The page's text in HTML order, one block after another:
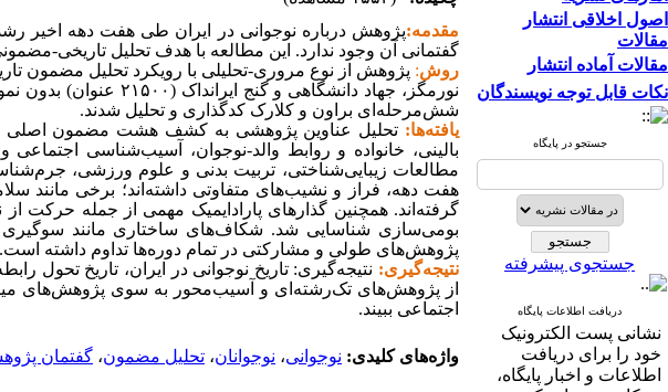
اصول اخلاقی انتشار
مقالات
مقالات آماده انتشار
نکات قابل توجه نویسندگان
جستجو در پایگاه
جستجوی پیشرفته
دریافت اطلاعات پایگاه
نشانی پست الکترونیک
خود را برای دریافت
اطلاعات و اخبار پایگاه،
مقدمه:پژوهش درباره نوجوانی در ایران طی هفت دهه اخیر
گفتمانی آن وجود ندارد. این مطالعه با هدف تحلیل تاریخی-
روش: پژوهش از نوع مروری-تحلیلی با رویکرد تحلیل مضمون
شش‌مرحله‌ای براون و کلارک کدگذاری و تحلیل شدند.
یافته‌ها: تحلیل عناوین پژوهشی به کشف هشت مضمون اصلی
بالینی، خانواده و روابط والد-نوجوان، آسیب‌شناسی
مطالعات زیبایی‌شناختی، تربیت بدنی و علوم ورزشی،
هفت دهه، فراز و نشیب‌های متفاوتی داشته‌اند؛ برخی مانند
گرفته‌اند. همچنین گذارهای پارادایمیک مهمی از جمله حرکت
بومی‌سازی شناسایی شد. شکاف‌های ساختاری مانند سوگیری
پژوهش‌های طولی و مشارکتی در تمام دوره‌ها تداوم داشته است.
نتیجه‌گیری: نتیجه‌گیری: تاریخ نوجوانی در ایران، تاریخ تحول
از پژوهش‌های تک‌رشته‌ای و آسیب‌محور به سوی پژوهش‌های
اجتماعی ببیند.
واژه‌های کلیدی: نوجوانی، نوجوانان، تحلیل مضمون، گفتمان